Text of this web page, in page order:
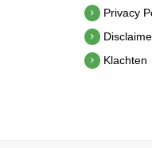
Privacy
Klachten